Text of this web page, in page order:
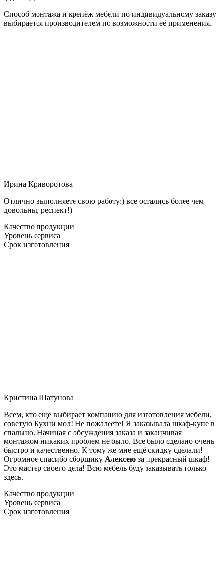
Способ монтажа и крепёж мебели по индивидуальному заказу
выбирается производителем по возможности её применения.
Ирина Криворотова
Отлично выполняете свою работу:) все остались более чем
довольны, респект!)
Качество продукции
Уровень сервиса
Срок изготовления
Кристина Шатунова
Всем, кто еще выбирает компанию для изготовления мебели,
советую Кухни мол! Не пожалеете! Я заказывала шкаф-купе в
спальню. Начиная с обсуждения заказа и заканчивая
монтажом никаких проблем не было. Все было сделано очень
быстро и качественно. К тому же мне ещё скидку сделали!
Огромное спасибо сборщику Алексею за прекрасный шкаф!
Это мастер своего дела! Всю мебель буду заказывать только
здесь.
Качество продукции
Уровень сервиса
Срок изготовления